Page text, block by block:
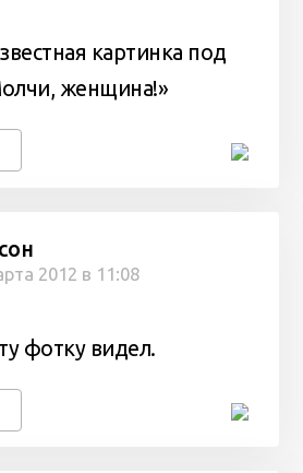
картинка под
женщина!»
2012 в 11:08
фотку видел.